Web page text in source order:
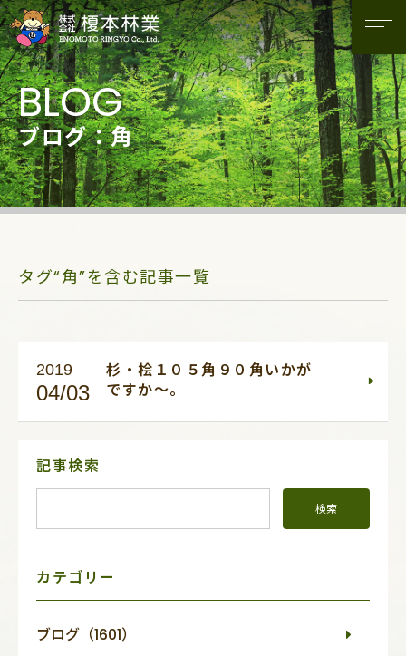
ブログ：角
タグ“角”を含む記事一覧
2019
04/03
杉・桧１０５角９０角いかが
ですか～。
サ
ニ
記事検索
カテゴリー
ブログ（1601）